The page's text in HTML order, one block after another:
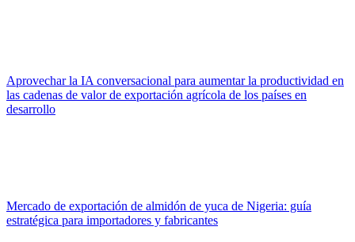
Aprovechar la IA conversacional para aumentar la productividad en
las cadenas de valor de exportación agrícola de los países en
desarrollo
Mercado de exportación de almidón de yuca de Nigeria: guía
estratégica para importadores y fabricantes